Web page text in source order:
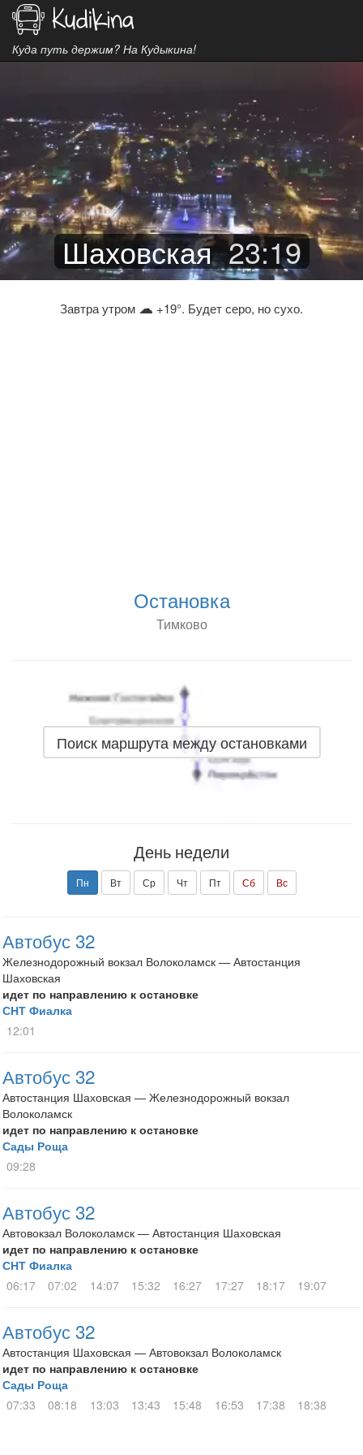
Куда путь держим? На Кудыкина!
Шаховская 23:19
Завтра утром ☁ +19°. Будет серо, но сухо.
Остановка
Тимково
Поиск маршрута между остановками
День недели
Пн Вт Ср Чт Пт Сб Вс
Автобус 32
Железнодорожный вокзал Волоколамск — Автостанция
Шаховская
идет по направлению к остановке
СНТ Фиалка
12:01
Автобус 32
Автостанция Шаховская — Железнодорожный вокзал
Волоколамск
идет по направлению к остановке
Сады Роща
09:28
Автобус 32
Автовокзал Волоколамск — Автостанция Шаховская
идет по направлению к остановке
СНТ Фиалка
06:17
07:02 14:07 15:32 16:27 17:27 18:17 19:07
Автобус 32
Автостанция Шаховская — Автовокзал Волоколамск
идет по направлению к остановке
Сады Роща
07:33
08:18 13:03 13:43 15:48 16:53 17:38 18:38